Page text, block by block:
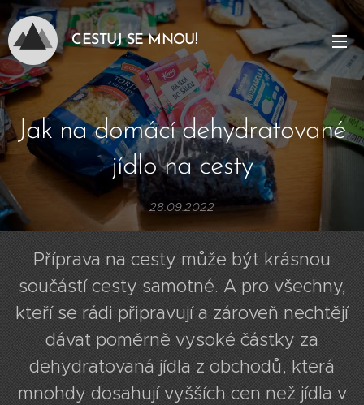
CESTUJ SE MNOU!
Jak na domácí dehydratované
jídlo na cesty
28.09.2022
Příprava na cesty může být krásnou
součástí cesty samotné. A pro všechny,
kteří se rádi připravují a zároveň nechtějí
dávat poměrně vysoké částky za
dehydratovaná jídla z obchodů, která
mnohdy dosahují vyšších cen než jídla v